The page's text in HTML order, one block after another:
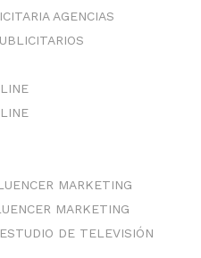
AGENCIAS
MARKETING
MARKETING
DE TELEVISIÓN